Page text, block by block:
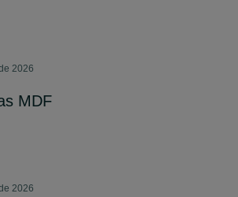
2026
MDF
2026